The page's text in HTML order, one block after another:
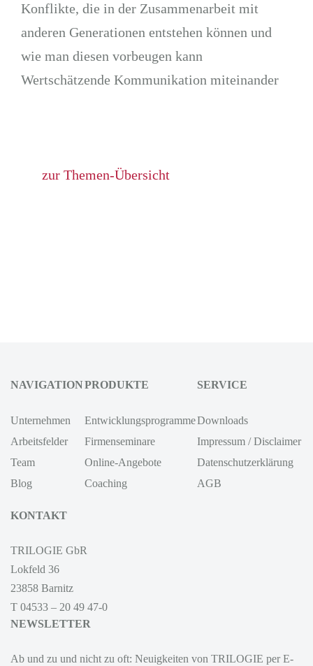
Konflikte, die in der Zusammenarbeit mit
anderen Generationen entstehen können und
wie man diesen vorbeugen kann
Wertschätzende Kommunikation miteinander
zur Themen-Übersicht
NAVIGATION
Unternehmen
Arbeitsfelder
Team
Blog
PRODUKTE
Entwicklungsprogramme
Firmenseminare
Online-Angebote
Coaching
SERVICE
Downloads
Impressum / Disclaimer
Datenschutzerklärung
AGB
KONTAKT
TRILOGIE GbR
Lokfeld 36
23858 Barnitz
T 04533 – 20 49 47-0
NEWSLETTER
Ab und zu und nicht zu oft: Neuigkeiten von TRILOGIE per E-